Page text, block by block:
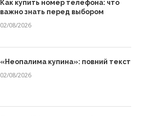
Как купить номер телефона: что
важно знать перед выбором
02/08/2026
«Неопалима купина»: повний текст
02/08/2026